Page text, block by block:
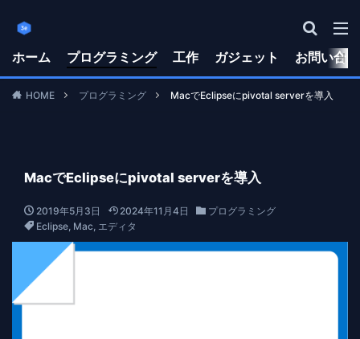
ホーム プログラミング 工作 ガジェット お問い合
HOME プログラミング MacでEclipseにpivotal serverを導入
MacでEclipseにpivotal serverを導入
2019年5月3日 2024年11月4日
プログラミング
Eclipse, Mac, エディタ